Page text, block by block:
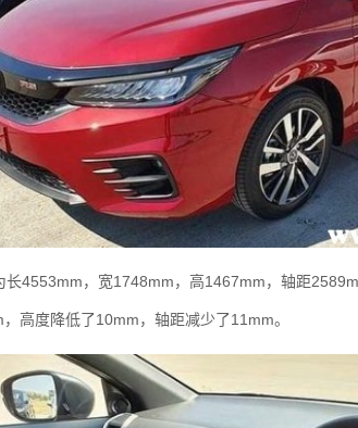
长4553mm，宽1748mm，高1467mm，轴距
高度降低了10mm，轴距减少了11mm。